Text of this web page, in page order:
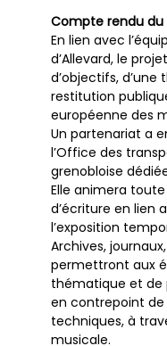
Compte rendu
En lien avec
d’Allevard, le
d’objectifs,
restitution
européenne des
Un partenariat a
l’Office des
grenobloise
Elle animera
d’écriture en lien
l’exposition
Archives,
permettront aux
thématique et de
en contrepoint
techniques, à
musicale.